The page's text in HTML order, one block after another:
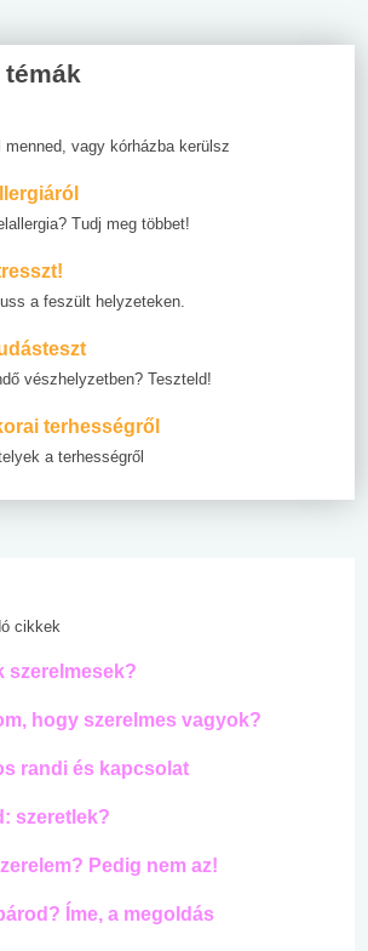
menned, vagy kórházba kerülsz
Tudj meg többet!
a feszült helyzeteken.
vészhelyzetben? Teszteld!
terhességről
a terhességről
cikkek
szerelmesek?
hogy szerelmes vagyok?
randi és kapcsolat
szeretlek?
Pedig nem az!
Íme, a megoldás